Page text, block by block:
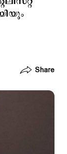
Share